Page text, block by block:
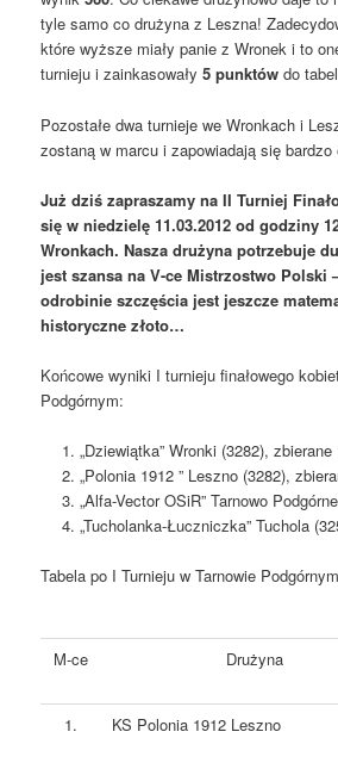
tyle samo co drużyna z Leszna!
które wyższe miały panie z Wronek i to
turnieju i zainkasowały5 punktów do
Pozostałe dwa turnieje we Wronkach i
zostaną w marcu i zapowiadają się bardzo
Już dziś zapraszamy na II Turniej
się w niedzielę 11.03.2012 od godziny
Wronkach. Nasza drużyna potrzebuje
jest szansa na V-ce Mistrzostwo Polski
odrobinie szczęścia jest jeszcze
historyczne złoto…
Końcowe wyniki I turnieju finałowego
Podgórnym:
„Dziewiątka” Wronki (3282), zbierane
„Polonia 1912 ” Leszno (3282),
„Alfa-Vector OSiR” Tarnowo
„Tucholanka-Łuczniczka” Tuchola
Tabela po I Turnieju w Tarnowie Podgórnym
M-ce Drużyna
1. KS Polonia 1912 Leszno